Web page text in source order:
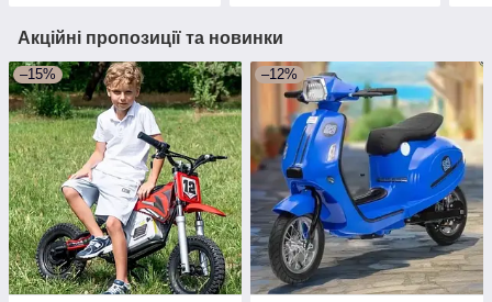
Акційні пропозиції та новинки
–15% –12%